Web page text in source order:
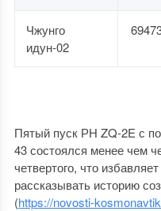
Чжунго
идун-02
Пятый пуск РН ZQ-2E с
43 состоялся менее чем
четвертого, что
рассказывать историю
(https://novosti-